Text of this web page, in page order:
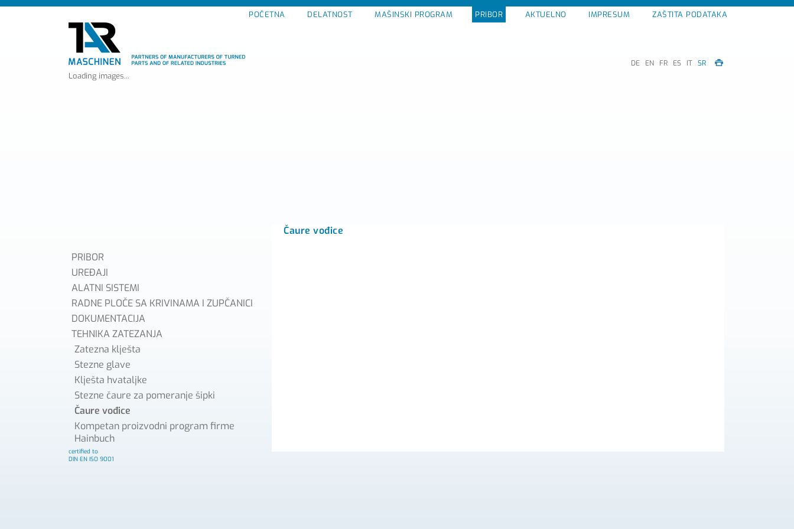
POČETNA DELATNOST MAŠINSKI PROGRAM PRIBOR AKTUELNO IMPRESUM ZAŠTITA PODATAKA
DE EN FR ES IT SR
Loading images...
PRIBOR
UREĐAJI
ALATNI SISTEMI
RADNE PLOČE SA KRIVINAMA I ZUPČANICI
DOKUMENTACIJA
TEHNIKA ZATEZANJA
Zatezna klješta
Stezne glave
Klješta hvataljke
Stezne čaure za pomeranje šipki
Čaure vođice
Kompetan proizvodni program firme
Hainbuch
certified to
DIN EN ISO 9001
Čaure vođice